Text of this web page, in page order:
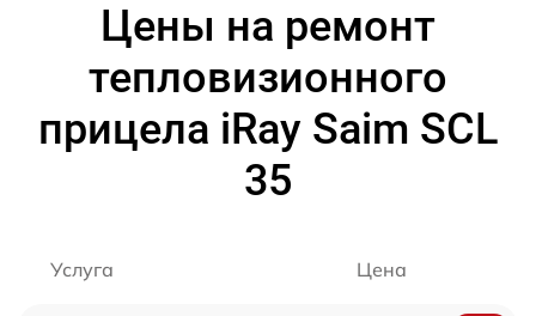
Цены на ремонт
тепловизионного
прицела iRay Saim SCL
35
Услуга Цена